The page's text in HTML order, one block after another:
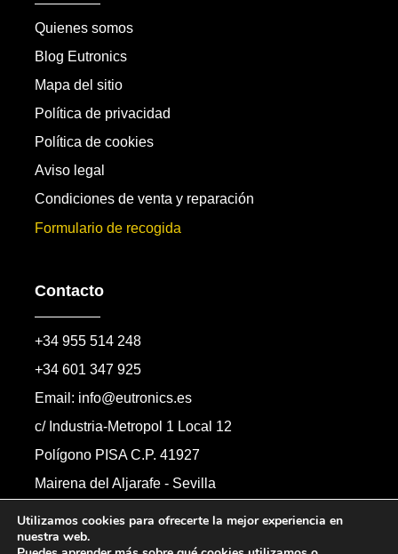
Quienes somos
Blog Eutronics
Mapa del sitio
Política de privacidad
Política de cookies
Aviso legal
Condiciones de venta y reparación
Formulario de recogida
Contacto
+34 955 514 248
+34 601 347 925
Email: info@eutronics.es
c/ Industria-Metropol 1 Local 12
Polígono PISA C.P. 41927
Mairena del Aljarafe - Sevilla
Formulario de contacto
Utilizamos cookies para ofrecerte la mejor experiencia en
nuestra web.